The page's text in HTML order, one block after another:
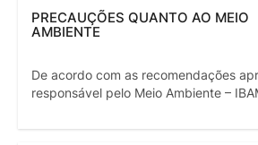
PRECAUÇÕES QUANTO AO MEIO
AMBIENTE
De acordo com as recomendações
responsável pelo Meio Ambiente –